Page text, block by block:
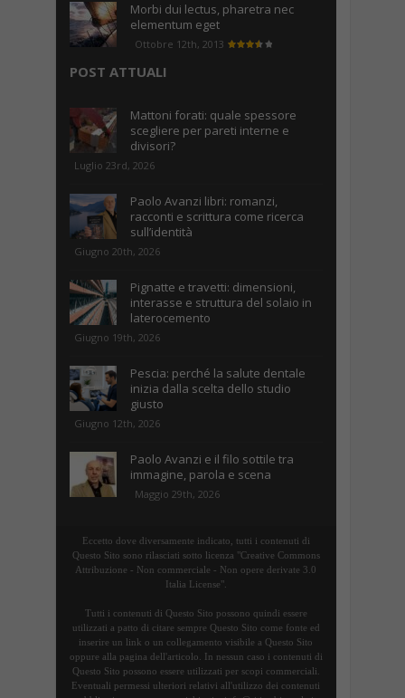
Morbi dui lectus, pharetra nec
elementum eget
Ottobre 12th, 2013
POST ATTUALI
Mattoni forati: quale spessore
scegliere per pareti interne e
divisori?
Luglio 23rd, 2026
Paolo Avanzi libri: romanzi,
racconti e scrittura come ricerca
sull’identità
Giugno 20th, 2026
Pignatte e travetti: dimensioni,
interasse e struttura del solaio in
laterocemento
Giugno 19th, 2026
Pescia: perché la salute dentale
inizia dalla scelta dello studio
giusto
Giugno 12th, 2026
Paolo Avanzi e il filo sottile tra
immagine, parola e scena
Maggio 29th, 2026
Eccetto dove diversamente indicato, tutti i contenuti di
Questo Sito sono rilasciati sotto licenza "Creative Commons
Attribuzione - Non commerciale - Non opere derivate 3.0
Italia License".
Tutti i contenuti di Questo Sito possono quindi essere
utilizzati a patto di citare sempre Questo Sito come fonte ed
inserire un link o un collegamento visibile a Questo Sito
oppure alla pagina dell'articolo. In nessun caso i contenuti di
Questo Sito possono essere utilizzati per scopi commerciali.
Eventuali permessi ulteriori relativi all'utilizzo dei contenuti